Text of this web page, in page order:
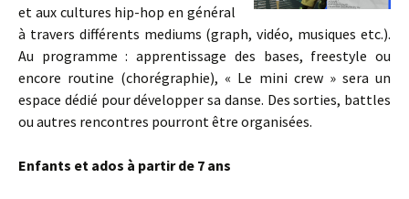
et aux cultures hip-hop en général
à travers différents mediums (graph, vidéo, musiques etc.).
Au programme : apprentissage des bases, freestyle ou
encore routine (chorégraphie), « Le mini crew » sera un
espace dédié pour développer sa danse. Des sorties, battles
ou autres rencontres pourront être organisées.
Enfants et ados à partir de 7 ans